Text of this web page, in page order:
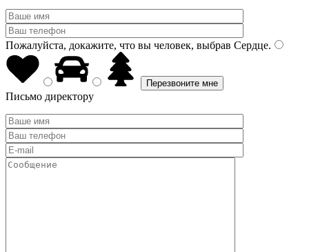
Пожалуйста, докажите, что вы человек, выбрав Сердце.
Письмо директору